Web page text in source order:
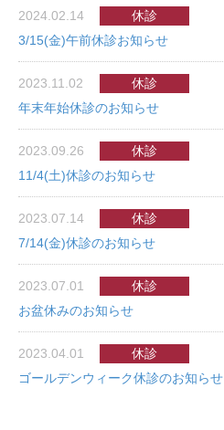
2024.02.14
休診
3/15(金)午前休診お知らせ
2023.11.02
休診
年末年始休診のお知らせ
2023.09.26
休診
11/4(土)休診のお知らせ
2023.07.14
休診
7/14(金)休診のお知らせ
2023.07.01
休診
お盆休みのお知らせ
2023.04.01
休診
ゴールデンウィーク休診のお知らせ